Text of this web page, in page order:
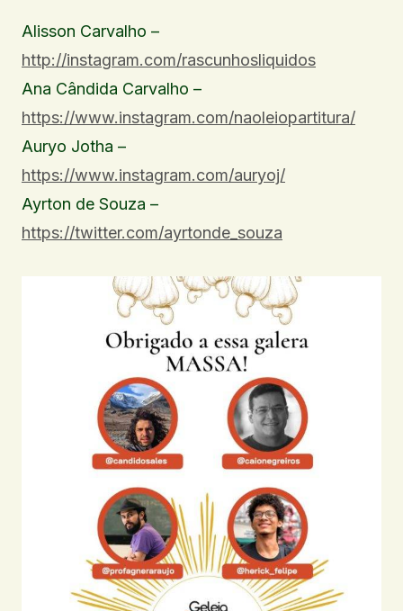
Alisson Carvalho –
http://instagram.com/rascunhosliquidos
Ana Cândida Carvalho –
https://www.instagram.com/naoleiopartitura/
Auryo Jotha –
https://www.instagram.com/auryoj/
Ayrton de Souza –
https://twitter.com/ayrtonde_souza